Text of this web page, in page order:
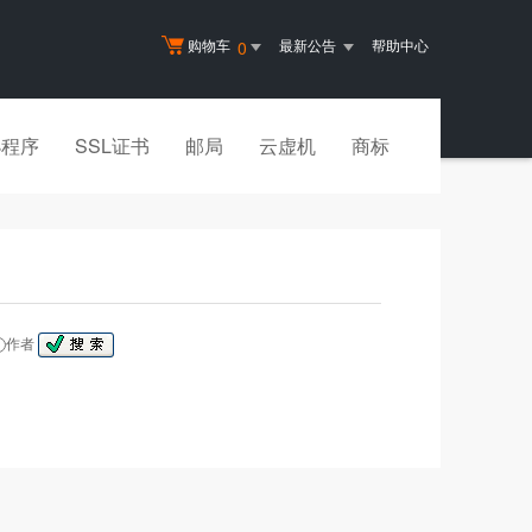
购物车 0 最新公告 帮助中心
序 SSL证书 邮局 云虚机 商标
作者